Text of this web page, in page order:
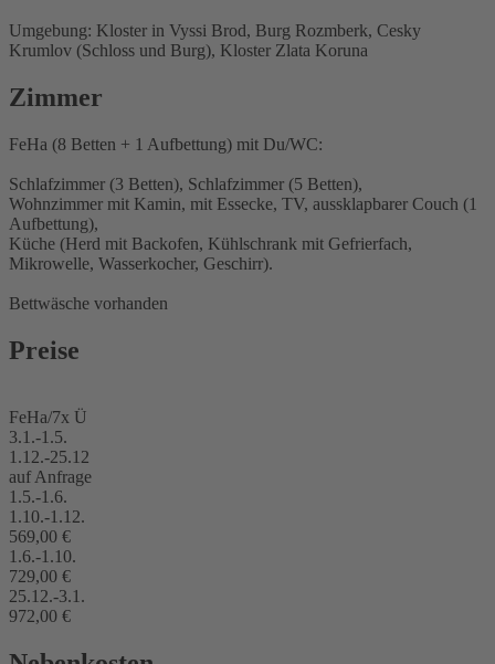
Umgebung: Kloster in Vyssi Brod, Burg Rozmberk, Cesky
Krumlov (Schloss und Burg), Kloster Zlata Koruna
Zimmer
FeHa (8 Betten + 1 Aufbettung) mit Du/WC:
Schlafzimmer (3 Betten), Schlafzimmer (5 Betten),
Wohnzimmer mit Kamin, mit Essecke, TV, aussklapbarer Couch (1
Aufbettung),
Küche (Herd mit Backofen, Kühlschrank mit Gefrierfach,
Mikrowelle, Wasserkocher, Geschirr).
Bettwäsche vorhanden
Preise
FeHa/7x Ü
3.1.-1.5.
1.12.-25.12
auf Anfrage
1.5.-1.6.
1.10.-1.12.
569,00 €
1.6.-1.10.
729,00 €
25.12.-3.1.
972,00 €